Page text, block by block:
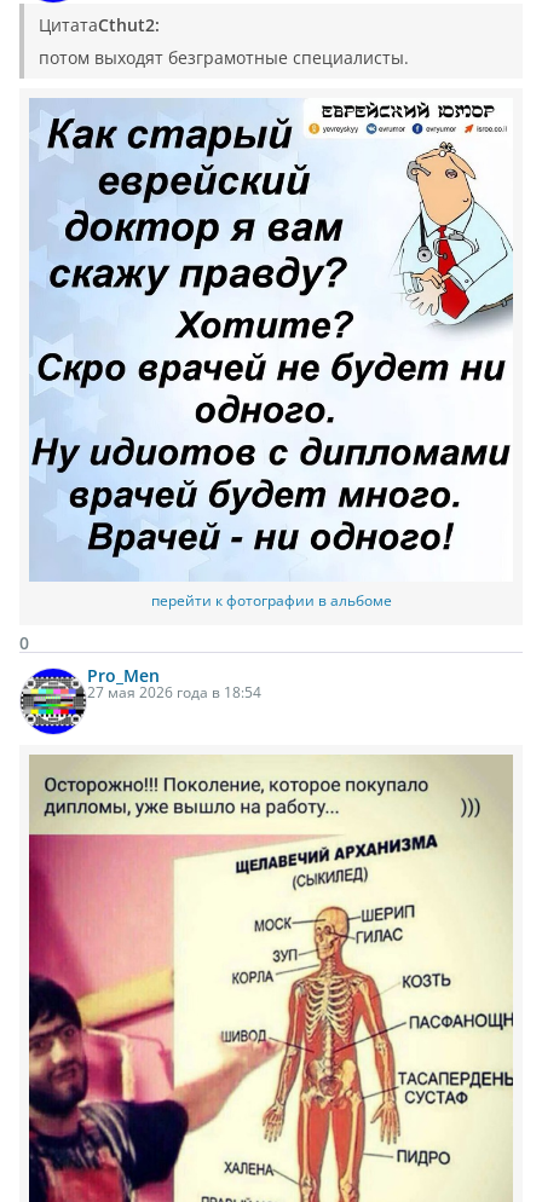
ЦитатаCthut2:
потом выходят безграмотные специалисты.
перейти к фотографии в альбоме
0
Pro_Men
27 мая 2026 года в 18:54